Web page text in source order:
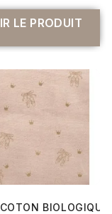
LE PRODUIT
BIOLOGIQUE